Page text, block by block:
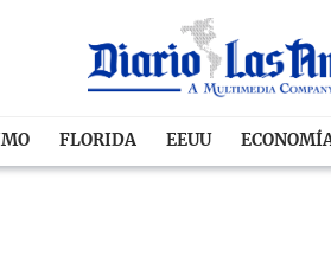
FLORIDA EEUU